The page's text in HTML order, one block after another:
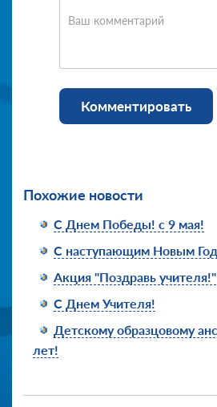
Ваш комментарий
Комментировать
Похожие новости
С Днем Победы! с 9 мая!
С наступающим Новым
Акция "Поздравь учителя!"
С Днем Учителя!
Детскому образцовому
лет!